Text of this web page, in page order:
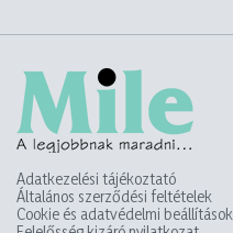
Adatkezelési tájékoztató
Általános szerződési feltételek
Cookie és adatvédelmi beállítások